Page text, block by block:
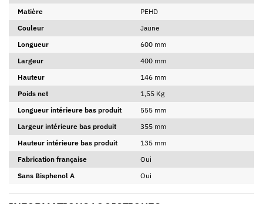
Matière
PEHD
Couleur
Jaune
Longueur
600 mm
Largeur
400 mm
Hauteur
146 mm
Poids net
1,55 Kg
Longueur intérieure bas produit
555 mm
Largeur intérieure bas produit
355 mm
Hauteur intérieure bas produit
135 mm
Fabrication française
Oui
Sans Bisphenol A
Oui